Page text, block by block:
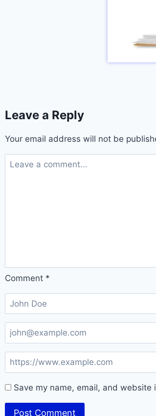
Leave a Reply
Your email address will not be
Comment *
Save my name, email, and